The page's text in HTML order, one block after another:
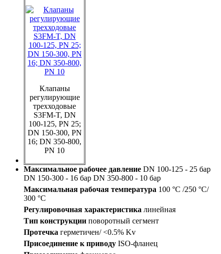
Клапаны
регулирующие
трехходовые
S3FM-T, DN
100-125, PN 25;
DN 150-300, PN
16; DN 350-800,
PN 10
Максимальное рабочее давление DN 100-125 - 25 бар
DN 150-300 - 16 бар DN 350-800 - 10 бар
Максимальная рабочая температура 100 °С /250 °С/
300 °С
Регулировочная характеристика линейная
Тип конструкции поворотный сегмент
Протечка герметичен/ <0.5% Kv
Присоединение к приводу ISO-фланец